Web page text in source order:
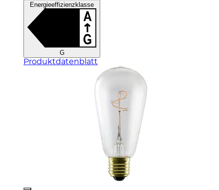
Energieeffizienzklasse
G
Produktdatenblatt